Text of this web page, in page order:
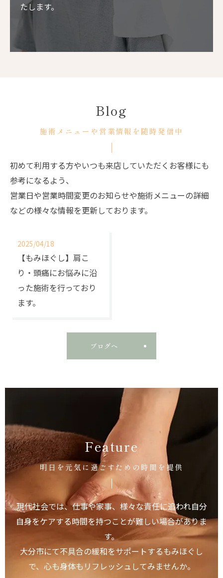
たします。
施術メニューや営業情報を随時発信中
Blog
初めて利用する方やいつも来店していただくお客様にも
参考になるよう、
営業日や営業時間変更のお知らせや施術メニューの詳細
などの様々な情報を更新しております。
2025/04/18
【もみほぐし】肩こ
り・頭痛にお悩みに沿
った施術を行っており
ます。
ブログへ
明日を元気に過ごすための時間を提供
Feature
現代社会では、仕事や家事、様々な責任に追われ自分
自身をケアする時間を持つことが難しい場合がありま
す。
大分市にて不具合の緩和をサポートするもみほぐし
で、心も身体もリフレッシュしてみませんか。